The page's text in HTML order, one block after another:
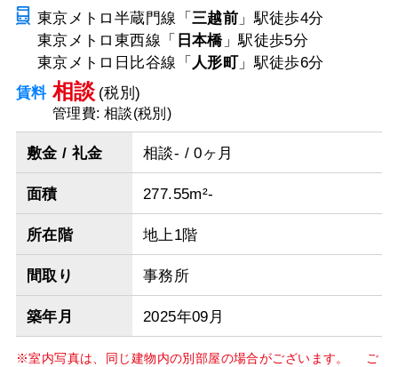
東京メトロ半蔵門線「 三越前 」駅徒歩4分
東京メトロ東西線「 日本橋」駅徒歩5分
東京メトロ日比谷線「 人形町 」駅徒歩6分
賃料 相談 (税別)
管理費: 相談(税別)
敷金 / 礼金 相談- / 0ヶ月
面積 277.55m²-
所在階 地上1階
間取り 事務所
築年月 2025年09月
※室内写真は、同じ建物内の別部屋の場合がございます。 ご